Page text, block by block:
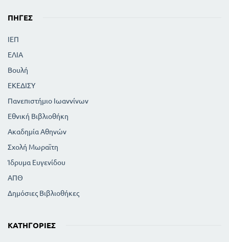
ΠΗΓΈΣ
ΙΕΠ
ΕΛΙΑ
Βουλή
ΕΚΕΔΙΣΥ
Πανεπιστήμιο Ιωαννίνων
Εθνική Βιβλιοθήκη
Ακαδημία Αθηνών
Σχολή Μωραϊτη
Ίδρυμα Ευγενίδου
ΑΠΘ
Δημόσιες Βιβλιοθήκες
ΚΑΤΗΓΟΡΊΕΣ